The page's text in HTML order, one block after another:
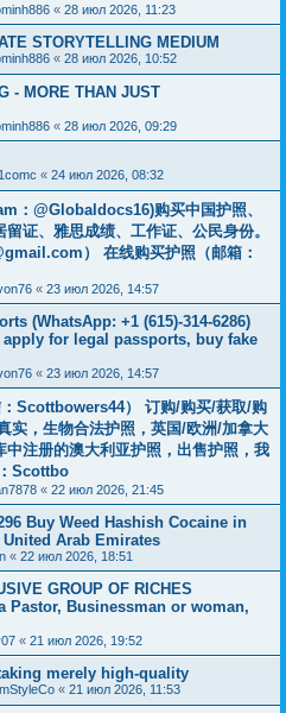
« 28 июл 2026, 11:23
STORYTELLING MEDIUM
« 28 июл 2026, 10:52
- MORE THAN JUST
« 28 июл 2026, 09:29
« 24 июл 2026, 08:32
：@Globaldocs16)购买中国护照、
证、雅思成绩、工作证、公民身份。
） 在线购买护照（邮箱：
« 23 июл 2026, 14:57
(WhatsApp: +1 (615)-314-6286)
for legal passports, buy fake
« 23 июл 2026, 14:57
Scottbowers44） 订购/购买/获取/购
实，生物合法护照，英国/欧洲/加拿大
中注册的澳大利亚护照，出售护照，我
Scottbo
« 22 июл 2026, 21:45
Buy Weed Hashish Cocaine in
Arab Emirates
« 22 июл 2026, 18:51
GROUP OF RICHES
Pastor, Businessman or woman,
« 21 июл 2026, 19:52
merely high-quality
« 21 июл 2026, 11:53